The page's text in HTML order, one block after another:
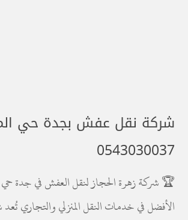
شركة نقل عفش بجدة حي
0543030037
🏆 شركة زهرة الحجاز لنقل العفش في جدة حي
الأفضل في خدمات النقل المنزلي والتجاري